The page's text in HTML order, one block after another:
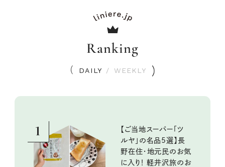
Ranking
DAILY / WEEKLY
1
【ご当地スーパー「ツ
ルヤ」の名品5選】長
野在住・地元民のお気
に入り！ 軽井沢旅のお